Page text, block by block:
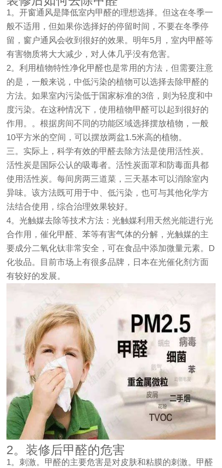
1。开窗通风是降低室内甲醛的理想选择。但这在冬季一
般不适用，但如果你选择好的停留时间，不要在冬季停
留，窗户通风会收到很好的效果。明年5月，室内甲醛等
有害物质将大大减少，对人体几乎没有危害。
2。利用植物特性净化甲醛也是常用的方法，但需要注意
的是，一般来说，中低污染的植物可以选择去除甲醛的
方法。如果室内污染低于国家标准的3倍，则为轻度和中
度污染。在这种情况下，使用植物甲醛可以起到很好的
作用。。根据房间不同的功能区域选择摆放植物，一般
10平方米的空间，可以摆放两盆1.5米高的植物。
三。实际上，科学有效的甲醛去除方法是使用活性炭。
活性炭是国际公认的吸毒者。活性炭面罩和防毒面具都
使用活性炭。每间房两三道菜，三天基本可以消除室内
异味。该方法既可用于中、低污染，也可与其他化学方
法结合使用，综合治理效果较好。
4。光触媒去除等技术方法：光触媒利用天然光能进行光
合作用，催化甲醛、苯等有害气体的分解，光触媒的主
要成分二氧化钛非常安全，可在食品中添加微量元素。D
化妆品。目前市场上有很多品牌，日本在光催化剂方面
有较好的发展。
2。装修后甲醛的危害
1。刺激。甲醛的主要危害是对皮肤和粘膜的刺激。甲醛